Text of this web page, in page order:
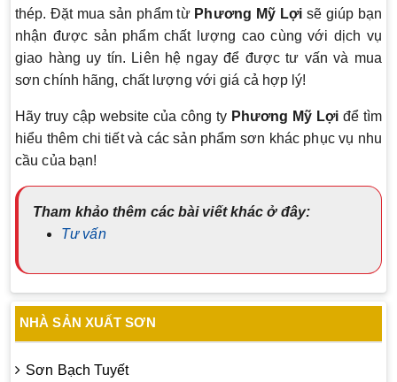
thép. Đặt mua sản phẩm từ Phương Mỹ Lợisẽ giúp bạn
nhận được sản phẩm chất lượng cao cùng với dịch vụ
giao hàng uy tín. Liên hệ ngay để được tư vấn và mua
sơn chính hãng, chất lượng với giá cả hợp lý!
Hãy truy cập website của công ty Phương Mỹ Lợi để tìm
hiểu thêm chi tiết và các sản phẩm sơn khác phục vụ nhu
cầu của bạn!
Tham khảo thêm các bài viết khác ở đây:
Tư vấn
NHÀ SẢN XUẤT SƠN
Sơn Bạch Tuyết